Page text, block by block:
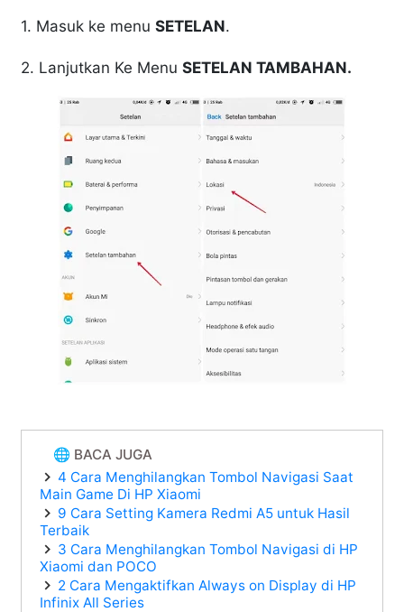
1. Masuk ke menuSETELAN.
2. Lanjutkan Ke MenuSETELAN TAMBAHAN.
🌐 BACA JUGA
4 Cara Menghilangkan Tombol Navigasi Saat
Main Game Di HP Xiaomi
9 Cara Setting Kamera Redmi A5 untuk Hasil
Terbaik
3 Cara Menghilangkan Tombol Navigasi di HP
Xiaomi dan POCO
2 Cara Mengaktifkan Always on Display di HP
Infinix All Series